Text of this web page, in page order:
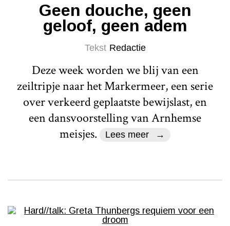
Geen douche, geen
geloof, geen adem
Tekst Redactie
Deze week worden we blij van een
zeiltripje naar het Markermeer, een serie
over verkeerd geplaatste bewijslast, en
een dansvoorstelling van Arnhemse
meisjes.
Lees meer